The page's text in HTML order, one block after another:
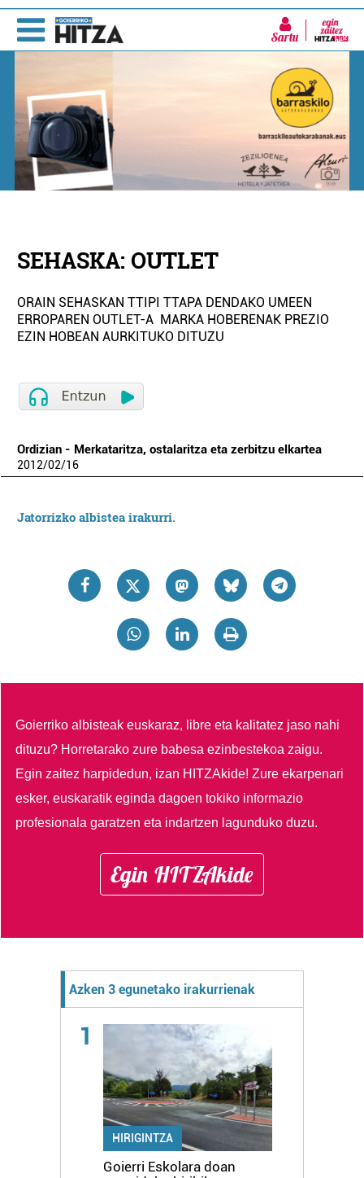
Sartu
SEHASKA: OUTLET
ORAIN SEHASKAN TTIPI TTAPA DENDAKO UMEEN
ERROPAREN OUTLET-A MARKA HOBERENAK PREZIO
EZIN HOBEAN AURKITUKO DITUZU
Ordizian - Merkataritza, ostalaritza eta zerbitzu elkartea
2012/02/16
Jatorrizko albistea irakurri.
Goierriko albisteak euskaraz, libre eta kalitatez jaso nahi
dituzu? Horretarako zure babesa ezinbestekoa zaigu.
Egin zaitez harpidedun, izan HITZAkide!Zure ekarpenari
esker, euskaratik eginda dagoen tokiko informazio
profesionala garatzen eta indartzen lagunduko duzu.
Egin HITZAkide
Azken 3 egunetako irakurrienak
1
HIRIGINTZA
Goierri Eskolara doan